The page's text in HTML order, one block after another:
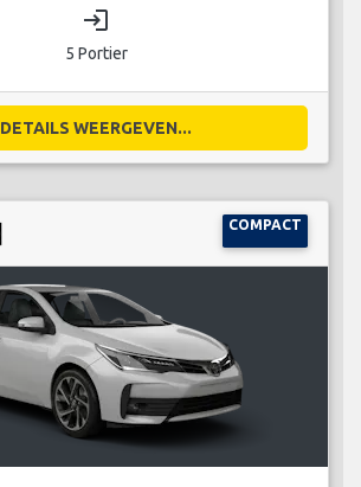
login
5 Portier
DETAILS WEERGEVEN...
COMPACT